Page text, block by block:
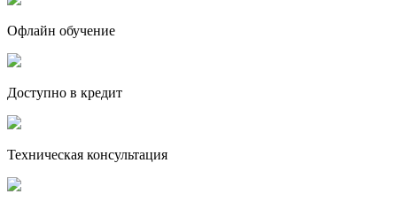
Офлайн обучение
Доступно в кредит
Техническая консультация